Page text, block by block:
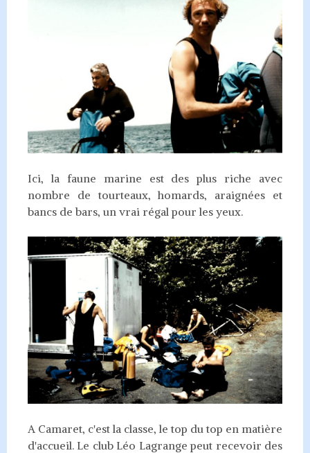
Ici, la faune marine est des plus riche avec
nombre de tourteaux, homards, araignées et
bancs de bars, un vrai régal pour les yeux.
A Camaret, c'est la classe, le top du top en matière
d'accueil. Le club Léo Lagrange peut recevoir des